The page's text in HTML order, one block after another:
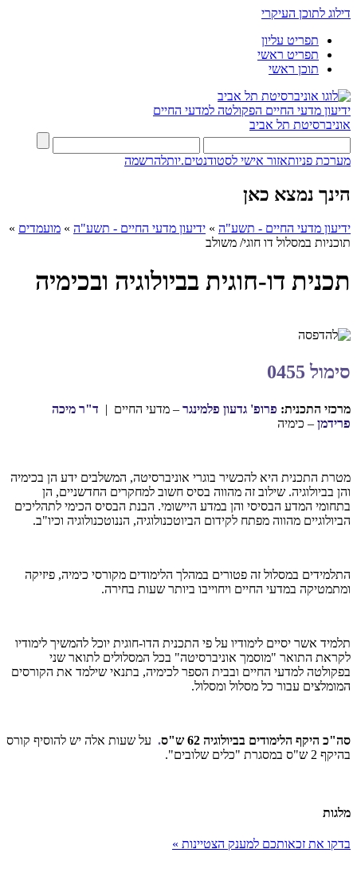
דילוג לתוכן העיקרי
תפריט עליון
תפריט ראשי
תוכן ראשי
ידיעון מדעי החיים הפקולטה למדעי החיים
אוניברסיטת תל אביב
מערכת פניותאזור אישי לסטודנטים.יותלהרשמה
הינך נמצא כאן
ידיעון מדעי החיים - תשע"ה » ידיעון מדעי החיים - תשע"ה » מועמדים »
תוכניות במסלול דו חוגי/ משולב
תכנית דו-חוגית בביולוגיה ובכימיה
סימול 0455
מרכזי התכנית: פרופ' גדעון פלמינגר – מדעי החיים | ד"ר מיכה
פרידמן – כימיה
מטרת התכנית היא להכשיר בוגרי אוניברסיטה, המשלבים ידע הן בכימיה
והן בביולוגיה. שילוב זה מהווה בסיס חשוב למחקרים החדשניים, הן
בתחומי המדע הבסיסי והן במדע היישומי. הבנת הבסיס הכימי לתהליכים
הביולוגיים מהווה מפתח לקידום הביוטכנולוגיה, הננוטכנולוגיה וכיו"ב.
התלמידים במסלול זה פטורים במהלך הלימודים מקורסי כימיה, פיזיקה
ומתמטיקה במדעי החיים ויחוייבו ביותר שעות בחירה.
תלמיד אשר יסיים לימודיו על פי התכנית הדו-חוגית יוכל להמשיך לימודיו
לקראת התואר "מוסמך אוניברסיטה" בכל המסלולים לתואר שני
בפקולטה למדעי החיים ובבית הספר לכימיה, בתנאי שילמד את הקורסים
המומלצים עבור כל מסלול ומסלול.
סה"כ היקף הלימודים בביולוגיה 62 ש"ס . על שעות אלה יש להוסיף קורס
בהיקף 2 ש"ס במסגרת "כלים שלובים".
מלגות
בדקו את זכאותכם למענק הצטיינות »